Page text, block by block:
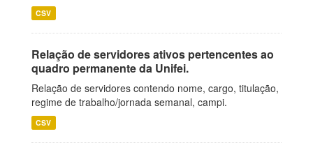
CSV
Relação de servidores ativos pertencentes ao
quadro permanente da Unifei.
Relação de servidores contendo nome, cargo, titulação,
regime de trabalho/jornada semanal, campi.
CSV